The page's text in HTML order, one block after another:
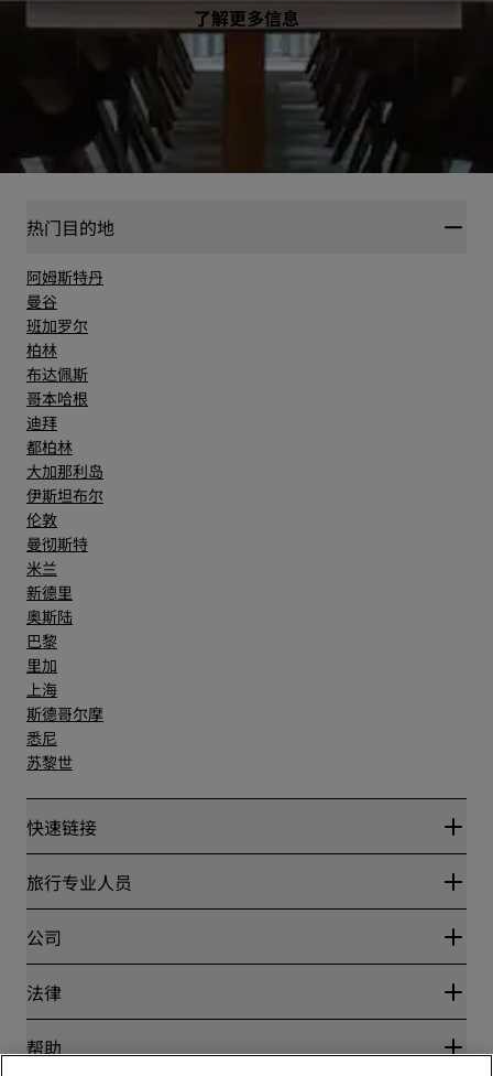
了解更多信息
热门目的地
阿姆斯特丹
曼谷
班加罗尔
柏林
布达佩斯
哥本哈根
迪拜
都柏林
大加那利岛
伊斯坦布尔
伦敦
曼彻斯特
米兰
新德里
奥斯陆
巴黎
里加
上海
斯德哥尔摩
悉尼
苏黎世
快速链接
丽赏会
Blog
目的地
丽笙酒店集团APP
体育认证酒店
家庭友好型酒店
旅行专业人员
合作伙伴
公司
丽笙酒店集团
工作机会 RHG
工作机会 PPHE
法律
隐私中心
帮助